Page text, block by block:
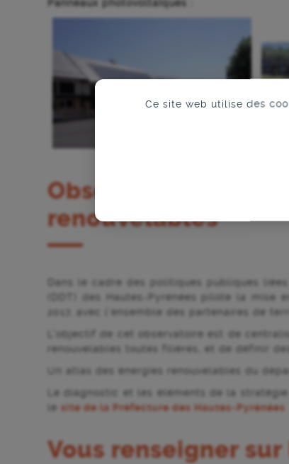
Ce site web utilise des
Panneaux photovoltaïques :
Observatoire
renouvelables
Dans le cadre des politiques publiques
(DDT) des Hautes-Pyrénées pilote la mise
2017, avec l’ensemble des partenaires de
L’objectif de cet observatoire est de
renouvelables toutes filières, et de définir
Un atlas des énergies renouvelables du
Le diagnostic et les éléments de la
le site de la Préfecture des Hautes-Pyrénées
Vous renseigner